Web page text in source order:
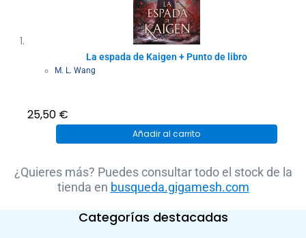
La espada de Kaigen + Punto de libro
M. L. Wang
25,50 €
Añadir al carrito
¿Quieres más? Puedes consultar todo el stock de la
tienda en busqueda.gigamesh.com
Categorías destacadas